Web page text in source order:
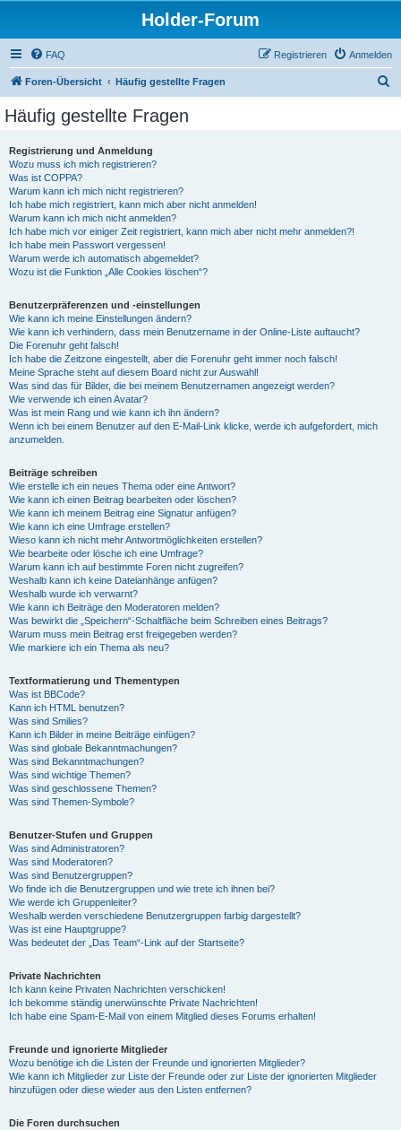
Holder-Forum
FAQ Anmelden
Registrieren
Foren-Übersicht Häufig gestellte Fragen
Häufig gestellte Fragen
Registrierung und Anmeldung
Wozu muss ich mich registrieren?
Was ist COPPA?
Warum kann ich mich nicht registrieren?
Ich habe mich registriert, kann mich aber nicht anmelden!
Warum kann ich mich nicht anmelden?
Ich habe mich vor einiger Zeit registriert, kann mich aber nicht mehr anmelden?!
Ich habe mein Passwort vergessen!
Warum werde ich automatisch abgemeldet?
Wozu ist die Funktion „Alle Cookies löschen“?
Benutzerpräferenzen und -einstellungen
Wie kann ich meine Einstellungen ändern?
Wie kann ich verhindern, dass mein Benutzername in der Online-Liste auftaucht?
Die Forenuhr geht falsch!
Ich habe die Zeitzone eingestellt, aber die Forenuhr geht immer noch falsch!
Meine Sprache steht auf diesem Board nicht zur Auswahl!
Was sind das für Bilder, die bei meinem Benutzernamen angezeigt werden?
Wie verwende ich einen Avatar?
Was ist mein Rang und wie kann ich ihn ändern?
Wenn ich bei einem Benutzer auf den E-Mail-Link klicke, werde ich aufgefordert, mich
anzumelden.
Beiträge schreiben
Wie erstelle ich ein neues Thema oder eine Antwort?
Wie kann ich einen Beitrag bearbeiten oder löschen?
Wie kann ich meinem Beitrag eine Signatur anfügen?
Wie kann ich eine Umfrage erstellen?
Wieso kann ich nicht mehr Antwortmöglichkeiten erstellen?
Wie bearbeite oder lösche ich eine Umfrage?
Warum kann ich auf bestimmte Foren nicht zugreifen?
Weshalb kann ich keine Dateianhänge anfügen?
Weshalb wurde ich verwarnt?
Wie kann ich Beiträge den Moderatoren melden?
Was bewirkt die „Speichern“-Schaltfläche beim Schreiben eines Beitrags?
Warum muss mein Beitrag erst freigegeben werden?
Wie markiere ich ein Thema als neu?
Textformatierung und Thementypen
Was ist BBCode?
Kann ich HTML benutzen?
Was sind Smilies?
Kann ich Bilder in meine Beiträge einfügen?
Was sind globale Bekanntmachungen?
Was sind Bekanntmachungen?
Was sind wichtige Themen?
Was sind geschlossene Themen?
Was sind Themen-Symbole?
Benutzer-Stufen und Gruppen
Was sind Administratoren?
Was sind Moderatoren?
Was sind Benutzergruppen?
Wo finde ich die Benutzergruppen und wie trete ich ihnen bei?
Wie werde ich Gruppenleiter?
Weshalb werden verschiedene Benutzergruppen farbig dargestellt?
Was ist eine Hauptgruppe?
Was bedeutet der „Das Team“-Link auf der Startseite?
Private Nachrichten
Ich kann keine Privaten Nachrichten verschicken!
Ich bekomme ständig unerwünschte Private Nachrichten!
Ich habe eine Spam-E-Mail von einem Mitglied dieses Forums erhalten!
Freunde und ignorierte Mitglieder
Wozu benötige ich die Listen der Freunde und ignorierten Mitglieder?
Wie kann ich Mitglieder zur Liste der Freunde oder zur Liste der ignorierten Mitglieder
hinzufügen oder diese wieder aus den Listen entfernen?
Die Foren durchsuchen